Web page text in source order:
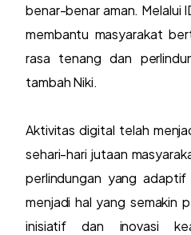
benar-benar aman. Melalui
membantu masyarakat
rasa tenang dan
tambah Niki.
Aktivitas digital telah
sehari-hari jutaan
perlindungan yang
menjadi hal yang semakin
inisiatif dan inovasi